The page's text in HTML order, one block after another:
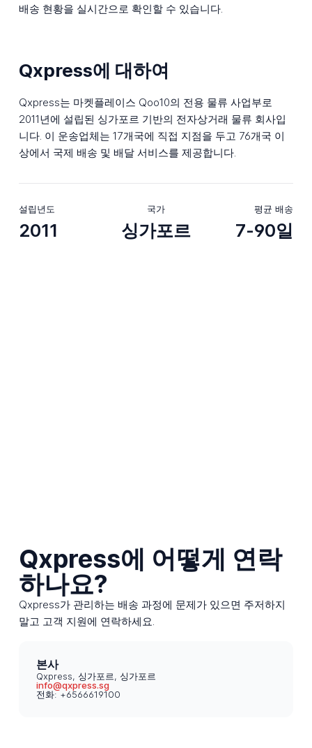
배송 현황을 실시간으로 확인할 수 있습니다.
Qxpress에 대하여
Qxpress는 마켓플레이스 Qoo10의 전용 물류 사업부로
2011년에 설립된 싱가포르 기반의 전자상거래 물류 회사입
니다. 이 운송업체는 17개국에 직접 지점을 두고 76개국 이
상에서 국제 배송 및 배달 서비스를 제공합니다.
설립년도
2011
국가
싱가포르
평균 배송
7-90일
Qxpress에 어떻게 연락
하나요?
Qxpress가 관리하는 배송 과정에 문제가 있으면 주저하지
말고 고객 지원에 연락하세요.
본사
Qxpress, 싱가포르, 싱가포르
info@qxpress.sg
전화: +6566619100